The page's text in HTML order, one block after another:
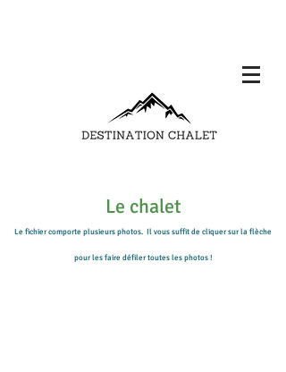
Le chalet
Le fichier comporte plusieurs photos. Il vous suffit de cliquer sur la flèche
pour les faire défiler toutes les photos !